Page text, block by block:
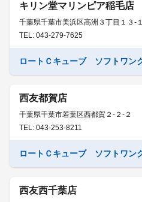
キリン堂マリンピア稲毛店
千葉県千葉市美浜区高洲３丁目１３-１
TEL: 043-279-7625
ロートＣキューブ ソフトワン
西友都賀店
千葉県千葉市若葉区西都賀２-２-２
TEL: 043-253-8211
ロートＣキューブ ソフトワン
西友西千葉店